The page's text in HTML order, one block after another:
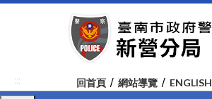
跳
容
::: 回首頁 網站導覽 ENGLISH